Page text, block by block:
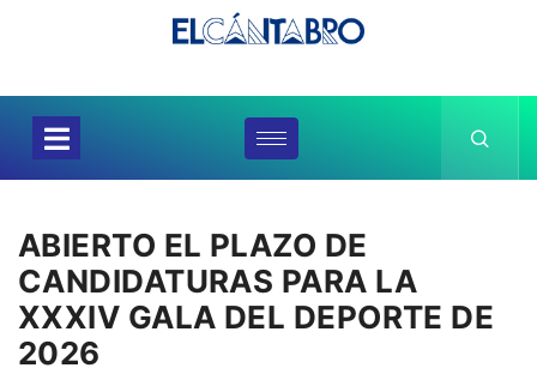
ABIERTO EL PLAZO DE
CANDIDATURAS PARA LA
XXXIV GALA DEL DEPORTE DE
2026